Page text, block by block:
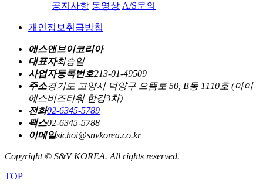
공지사항 동영상 A/S문의
개인정보취급방침
에스앤브이코리아
대표자최승일
사업자등록번호213-01-49509
주소경기도 고양시 덕양구 으뜸로 50, B동 1110호 (아이
에스비즈타워 한강3차)
전화02-6345-5789
팩스02-6345-5788
이메일sichoi@snvkorea.co.kr
Copyright © S&V KOREA. All rights reserved.
TOP